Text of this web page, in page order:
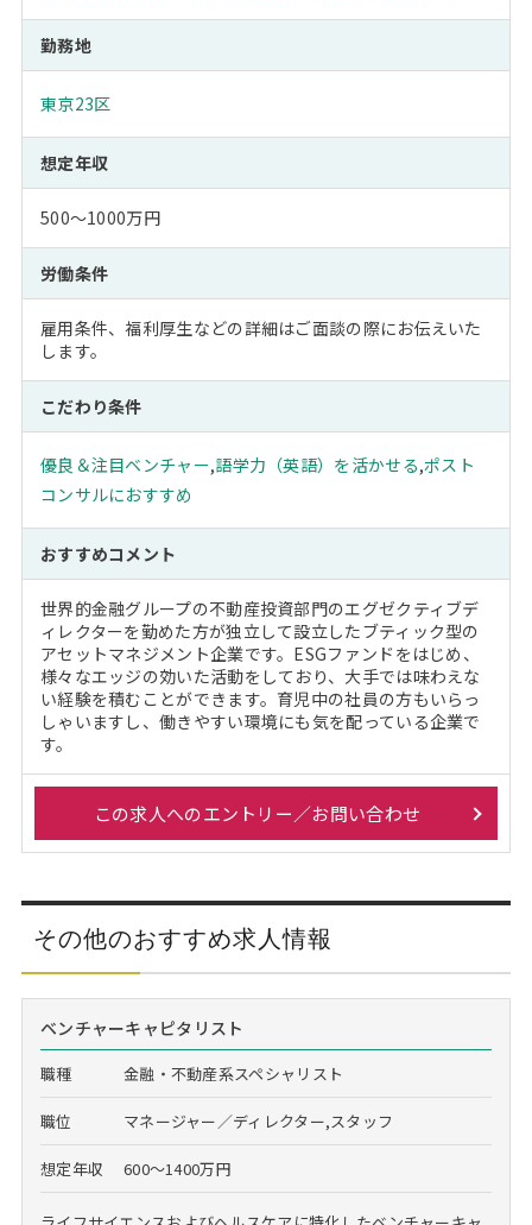
勤務地
東京23区
想定年収
500～1000万円
労働条件
雇用条件、福利厚生などの詳細はご面談の際にお伝えいた
します。
こだわり条件
優良＆注目ベンチャー,語学力（英語）を活かせる,ポスト
コンサルにおすすめ
おすすめコメント
世界的金融グループの不動産投資部門のエグゼクティブデ
ィレクターを勤めた方が独立して設立したブティック型の
アセットマネジメント企業です。ESGファンドをはじめ、
様々なエッジの効いた活動をしており、大手では味わえな
い経験を積むことができます。育児中の社員の方もいらっ
しゃいますし、働きやすい環境にも気を配っている企業で
す。
この求人へのエントリー／お問い合わせ
その他のおすすめ求人情報
ベンチャーキャピタリスト
職種 金融・不動産系スペシャリスト
職位 マネージャー／ディレクター,スタッフ
想定年収 600～1400万円